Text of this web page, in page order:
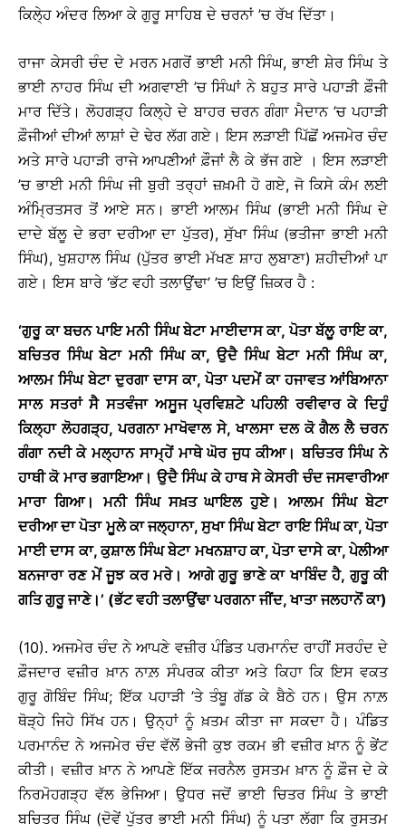
ਕਿਲੇ੍ਹ ਅੰਦਰ ਲਿਆ ਕੇ ਗੁਰੂ ਸਾਹਿਬ ਦੇ ਚਰਨਾਂ ’ਚ ਰੱਖ ਦਿੱਤਾ।
ਰਾਜਾ ਕੇਸਰੀ ਚੰਦ ਦੇ ਮਰਨ ਮਗਰੋਂ ਭਾਈ ਮਨੀ ਸਿੰਘ, ਭਾਈ ਸ਼ੇਰ ਸਿੰਘ ਤੇ
ਭਾਈ ਨਾਹਰ ਸਿੰਘ ਦੀ ਅਗਵਾਈ ’ਚ ਸਿੰਘਾਂ ਨੇ ਬਹੁਤ ਸਾਰੇ ਪਹਾੜੀ ਫ਼ੌਜੀ
ਮਾਰ ਦਿੱਤੇ। ਲੋਹਗੜ੍ਹ ਕਿਲ੍ਹੇ ਦੇ ਬਾਹਰ ਚਰਨ ਗੰਗਾ ਮੈਦਾਨ ’ਚ ਪਹਾੜੀ
ਫ਼ੌਜੀਆਂ ਦੀਆਂ ਲਾਸ਼ਾਂ ਦੇ ਢੇਰ ਲੱਗ ਗਏ। ਇਸ ਲੜਾਈ ਪਿੱਛੋਂ ਅਜਮੇਰ ਚੰਦ
ਅਤੇ ਸਾਰੇ ਪਹਾੜੀ ਰਾਜੇ ਆਪਣੀਆਂ ਫ਼ੌਜਾਂ ਲੈ ਕੇ ਭੱਜ ਗਏ । ਇਸ ਲੜਾਈ
’ਚ ਭਾਈ ਮਨੀ ਸਿੰਘ ਜੀ ਬੁਰੀ ਤਰ੍ਹਾਂ ਜ਼ਖ਼ਮੀ ਹੋ ਗਏ, ਜੋ ਕਿਸੇ ਕੰਮ ਲਈ
ਅੰਮ੍ਰਿਤਸਰ ਤੋਂ ਆਏ ਸਨ। ਭਾਈ ਆਲਮ ਸਿੰਘ (ਭਾਈ ਮਨੀ ਸਿੰਘ ਦੇ
ਦਾਦੇ ਬੱਲੂ ਦੇ ਭਰਾ ਦਰੀਆ ਦਾ ਪੁੱਤਰ), ਸੁੱਖਾ ਸਿੰਘ (ਭਤੀਜਾ ਭਾਈ ਮਨੀ
ਸਿੰਘ), ਖੁਸ਼ਹਾਲ ਸਿੰਘ (ਪੁੱਤਰ ਭਾਈ ਮੱਖਣ ਸ਼ਾਹ ਲੁਬਾਣਾ) ਸ਼ਹੀਦੀਆਂ ਪਾ
ਗਏ। ਇਸ ਬਾਰੇ ‘ਭੱਟ ਵਹੀ ਤਲਾਉਂਢਾ’ ’ਚ ਇਉਂ ਜ਼ਿਕਰ ਹੈ :
‘ਗੁਰੂ ਕਾ ਬਚਨ ਪਾਇ ਮਨੀ ਸਿੰਘ ਬੇਟਾ ਮਾਈਦਾਸ ਕਾ, ਪੋਤਾ ਬੱਲੂ ਰਾਇ ਕਾ,
ਬਚਿਤਰ ਸਿੰਘ ਬੇਟਾ ਮਨੀ ਸਿੰਘ ਕਾ, ਉਦੈ ਸਿੰਘ ਬੇਟਾ ਮਨੀ ਸਿੰਘ ਕਾ,
ਆਲਮ ਸਿੰਘ ਬੇਟਾ ਦੁਰਗਾ ਦਾਸ ਕਾ, ਪੋਤਾ ਪਦਮੇਂ ਕਾ ਹਜਾਵਤ ਆਂਬਿਆਨਾ
ਸਾਲ ਸਤਰਾਂ ਸੈ ਸਤਵੰਜਾ ਅਸੂਜ ਪ੍ਰਵਿਸ਼ਟੇ ਪਹਿਲੀ ਰਵੀਵਾਰ ਕੇ ਦਿਹੁੰ
ਕਿਲ੍ਹਾ ਲੋਹਗੜ੍ਹ, ਪਰਗਨਾ ਮਾਖੋਵਾਲ ਸੇ, ਖਾਲਸਾ ਦਲ ਕੋ ਗੈਲ ਲੈ ਚਰਨ
ਗੰਗਾ ਨਦੀ ਕੇ ਮਲ੍ਹਾਨ ਸਾਮ੍ਹੇਂ ਮਾਥੇ ਘੋਰ ਜੁਧ ਕੀਆ। ਬਚਿਤਰ ਸਿੰਘ ਨੇ
ਹਾਥੀ ਕੋ ਮਾਰ ਭਗਾਇਆ। ਉਦੈ ਸਿੰਘ ਕੇ ਹਾਥ ਸੇ ਕੇਸਰੀ ਚੰਦ ਜਸਵਾਰੀਆ
ਮਾਰਾ ਗਿਆ। ਮਨੀ ਸਿੰਘ ਸਖ਼ਤ ਘਾਇਲ ਹੁਏ।
ਆਲਮ ਸਿੰਘ ਬੇਟਾ
ਦਰੀਆ ਦਾ ਪੋਤਾ ਮੂਲੇ ਕਾ ਜਲ੍ਹਾਨਾ, ਸੁਖਾ ਸਿੰਘ ਬੇਟਾ ਰਾਇ ਸਿੰਘ ਕਾ, ਪੋਤਾ
ਮਾਈ ਦਾਸ ਕਾ, ਕੁਸ਼ਾਲ ਸਿੰਘ ਬੇਟਾ ਮਖਨਸ਼ਾਹ ਕਾ, ਪੋਤਾ ਦਾਸੇ ਕਾ, ਪੇਲੀਆ
ਬਨਜਾਰਾ ਰਣ ਮੇਂ ਜੂਝ ਕਰ ਮਰੇ। ਆਗੇ ਗੁਰੂ ਭਾਣੇ ਕਾ ਖਾਬਿੰਦ ਹੈ, ਗੁਰੂ ਕੀ
ਗਤਿ ਗੁਰੂ ਜਾਣੇ।’ (ਭੱਟ ਵਹੀ ਤਲਾਉਂਢਾ ਪਰਗਨਾ ਜੀਂਦ, ਖਾਤਾ ਜਲਹਾਨੋਂ ਕਾ)
(10). ਅਜਮੇਰ ਚੰਦ ਨੇ ਆਪਣੇ ਵਜ਼ੀਰ ਪੰਡਿਤ ਪਰਮਾਨੰਦ ਰਾਹੀਂ ਸਰਹੰਦ ਦੇ
ਫ਼ੌਜਦਾਰ ਵਜ਼ੀਰ ਖ਼ਾਨ ਨਾਲ਼ ਸੰਪਰਕ ਕੀਤਾ ਅਤੇ ਕਿਹਾ ਕਿ ਇਸ ਵਕਤ
ਗੁਰੂ ਗੋਬਿੰਦ ਸਿੰਘ; ਇੱਕ ਪਹਾੜੀ ’ਤੇ ਤੰਬੂ ਗੱਡ ਕੇ ਬੈਠੇ ਹਨ। ਉਸ ਨਾਲ਼
ਥੋੜ੍ਹੇ ਜਿਹੇ ਸਿੱਖ ਹਨ। ਉਨ੍ਹਾਂ ਨੂੰ ਖ਼ਤਮ ਕੀਤਾ ਜਾ ਸਕਦਾ ਹੈ। ਪੰਡਿਤ
ਪਰਮਾਨੰਦ ਨੇ ਅਜਮੇਰ ਚੰਦ ਵੱਲੋਂ ਭੇਜੀ ਕੁਝ ਰਕਮ ਭੀ ਵਜ਼ੀਰ ਖ਼ਾਨ ਨੂੰ ਭੇਂਟ
ਕੀਤੀ। ਵਜ਼ੀਰ ਖ਼ਾਨ ਨੇ ਆਪਣੇ ਇੱਕ ਜਰਨੈਲ ਰੁਸਤਮ ਖ਼ਾਨ ਨੂੰ ਫ਼ੌਜ ਦੇ ਕੇ
ਨਿਰਮੋਹਗੜ੍ਹ ਵੱਲ ਭੇਜਿਆ। ਉਧਰ ਜਦੋਂ ਭਾਈ ਚਿਤਰ ਸਿੰਘ ਤੇ ਭਾਈ
ਬਚਿਤਰ ਸਿੰਘ (ਦੋਵੇਂ ਪੁੱਤਰ ਭਾਈ ਮਨੀ ਸਿੰਘ) ਨੂੰ ਪਤਾ ਲੱਗਾ ਕਿ ਰੁਸਤਮ